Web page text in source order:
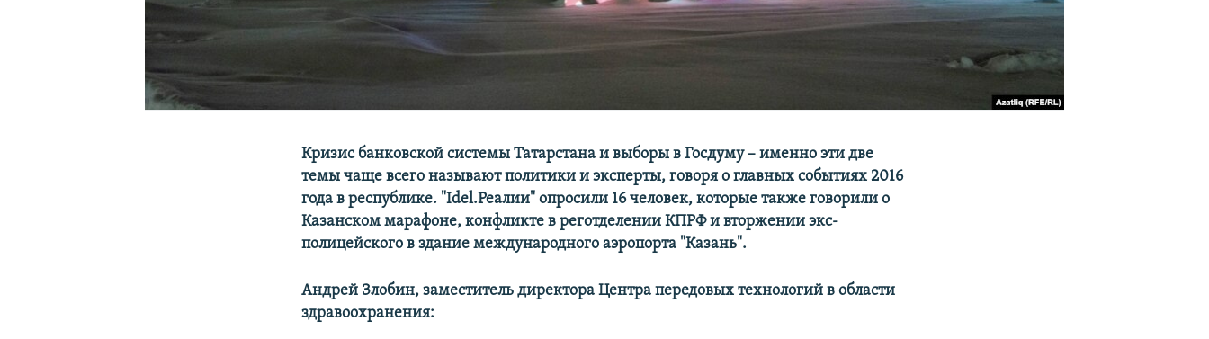
Кризис банковской системы Татарстана и выборы в Госдуму – именно эти две
темы чаще всего называют политики и эксперты, говоря о главных событиях 2016
года в республике. "Idel.Реалии" опросили 16 человек, которые также говорили о
Казанском марафоне, конфликте в реготделении КПРФ и вторжении экс-
полицейского в здание международного аэропорта "Казань".
Андрей Злобин, заместитель директора Центра передовых технологий в области
здравоохранения: